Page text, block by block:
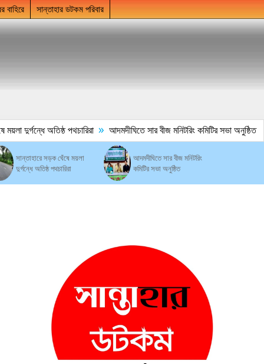
বাহিরে সান্তাহার ডটকম পরিবার
দুর্গন্ধে অতিষ্ঠ পথচারিরা » আদমদীঘিতে সার বীজ মনিটরিং কমিটির সভা অনুষ্ঠিত
সান্তাহারে সড়ক ঘেঁষে ময়লা
দুর্গন্ধে অতিষ্ঠ পথচারিরা
আদমদীঘিতে সার বীজ মনিটরিং
কমিটির সভা অনুষ্ঠিত